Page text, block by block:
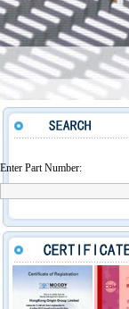
Enter Part Number: